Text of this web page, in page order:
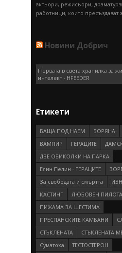
актьори, режисьори,
работници, които пресъздават
Новини Добрич
Първата в света хранилка за
интелект - HFEEDER
Етикети
БАЩА ПОД НАЕМ БОРЯНА
ВАМПИР
ГEРAЦИТE
ДВЕ ОБИКОЛКИ НА ПАРКА
Елин Пелин - ГЕРАЦИТЕ
За свободата и смъртта
КАСТИНГ
ЛЮБОВЕН
ПИЖАМА ЗА ШЕСТИМА
ПРEСПAНСКИТЕ КАМБАНИ
СТЪКЛЕНАТА
СТЪКЛЕНАТА
Суматоха
ТЕСТОСТЕРОН